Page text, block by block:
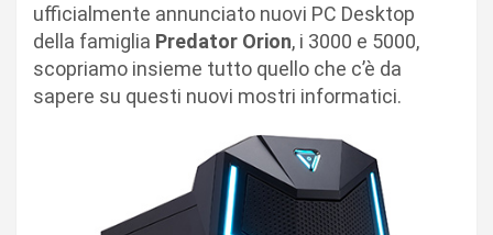
ufficialmente annunciato nuovi PC Desktop
della famiglia Predator Orion, i 3000 e 5000,
scopriamo insieme tutto quello che c’è da
sapere su questi nuovi mostri informatici.